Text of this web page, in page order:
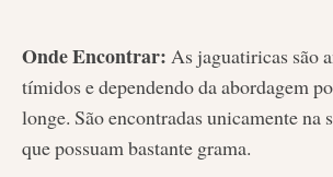
Onde Encontrar: As jaguatiricas são
tímidos e dependendo da abordagem
longe. São encontradas unicamente na
que possuam bastante grama.